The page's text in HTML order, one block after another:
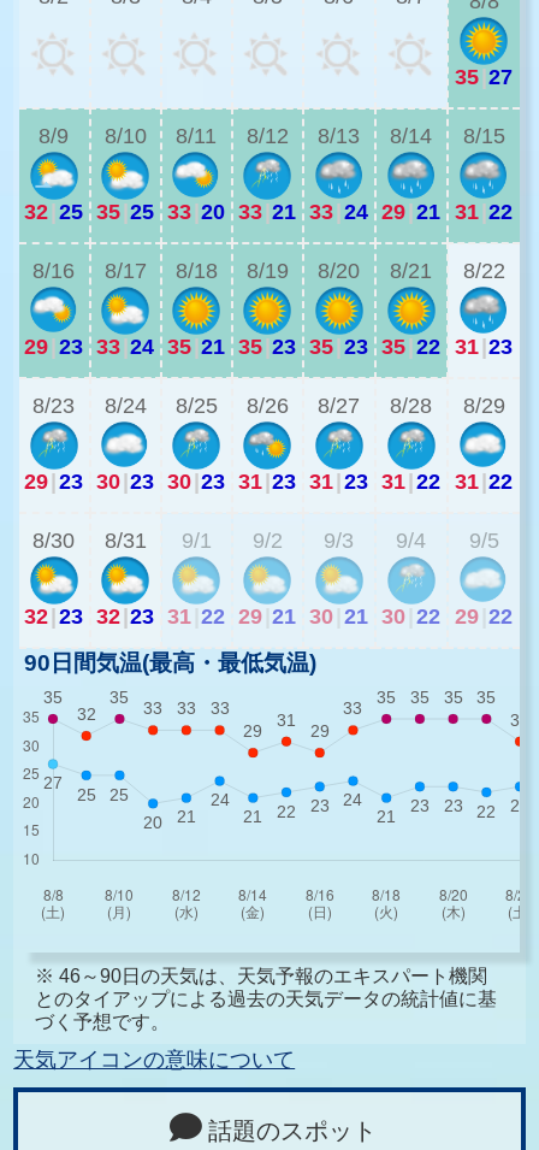
35|27
8/9
32|25
8/10
35|25
8/11
33|20
8/12
33|21
8/13
33|24
8/14
29|21
8/15
31|22
8/16
29|23
8/17
33|24
8/18
35|21
8/19
35|23
8/20
35|23
8/21
35|22
8/22
31|23
8/23
29|23
8/24
30|23
8/25
30|23
8/26
31|23
8/27
31|23
8/28
31|22
8/29
31|22
8/30
32|23
8/31
32|23
9/1
31 22
9/2
29 21
9/3
30 21
9/4
30 22
9/5
29 22
90日間気温(最高・最低気温)
※ 46～90日の天気は、天気予報のエキスパート機関
とのタイアップによる過去の天気データの統計値に基
づく予想です。
天気アイコンの意味について
話題のスポット